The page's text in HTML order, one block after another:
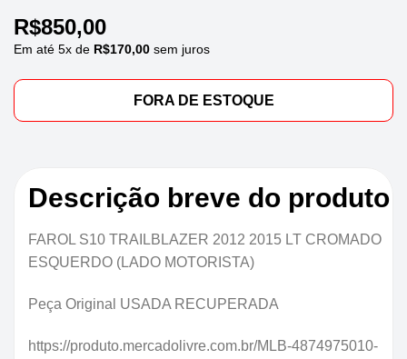
R$850,00
Em até 5x de R$170,00 sem juros
FORA DE ESTOQUE
Descrição breve do produto
FAROL S10 TRAILBLAZER 2012 2015 LT CROMADO
ESQUERDO (LADO MOTORISTA)
Peça Original USADA RECUPERADA
https://produto.mercadolivre.com.br/MLB-4874975010-